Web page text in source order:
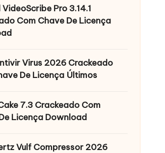
Pro 3.14.1
Com Chave De Licença
Virus 2026 Crackeado
De Licença Últimos
7.3 Crackeado Com
Licença Download
Vulf Compressor 2026